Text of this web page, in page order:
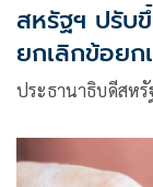
สหรัฐฯ ปรับ
ยกเลิกข้อยก
เล็ก
ประธานาธิบดีสหรั